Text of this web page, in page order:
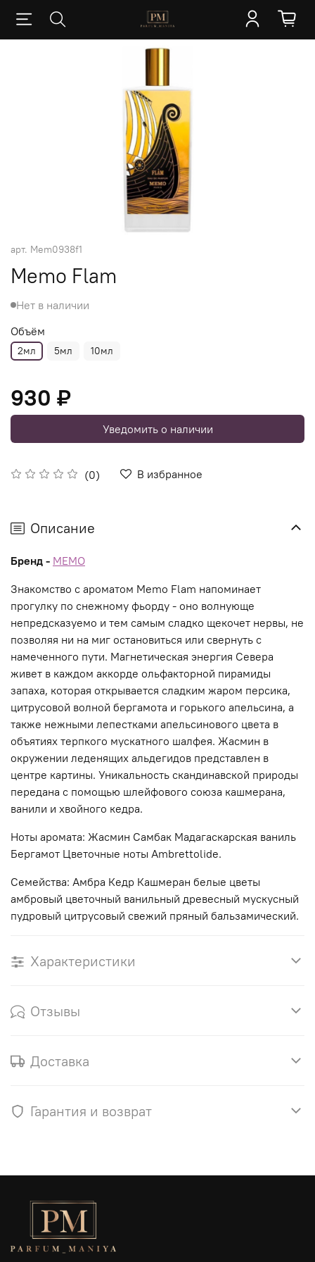
арт. Mem0938f1
Memo Flam
(0) В избранное
Нет в наличии
Объём
2мл 5мл 10мл
930 ₽
Уведомить о наличии
Описание
Бренд - MEMO
Знакомство с ароматом Memo Flam напоминает
прогулку по снежному фьорду - оно волнующе
непредсказуемо и тем самым сладко щекочет нервы, не
позволяя ни на миг остановиться или свернуть с
намеченного пути. Магнетическая энергия Севера
живет в каждом аккорде ольфакторной пирамиды
запаха, которая открывается сладким жаром персика,
цитрусовой волной бергамота и горького апельсина, а
также нежными лепестками апельсинового цвета в
объятиях терпкого мускатного шалфея. Жасмин в
окружении леденящих альдегидов представлен в
центре картины. Уникальность скандинавской природы
передана с помощью шлейфового союза кашмерана,
ванили и хвойного кедра.
Ноты аромата: Жасмин Самбак Мадагаскарская ваниль
Бергамот Цветочные ноты Ambrettolide.
Семейства: Амбра Кедр Кашмеран белые цветы
амбровый цветочный ванильный древесный мускусный
пудровый цитрусовый свежий пряный бальзамический.
Характеристики
Отзывы
Доставка
Гарантия и возврат